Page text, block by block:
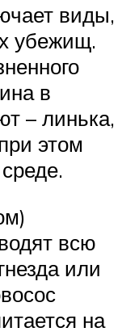
виды,
убежищ.
в
– линька,
этом
всю
или
на